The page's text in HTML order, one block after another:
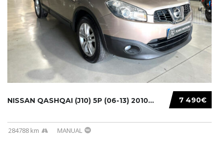
7 490€
NISSAN QASHQAI (J10) 5P (06-13) 2010...
284788 km MANUAL